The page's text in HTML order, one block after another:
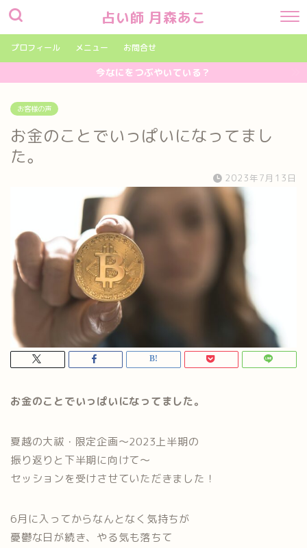
占い師 月森あこ
プロフィール メニュー お問合せ
今なにをつぶやいている？
お客様の声
お金のことでいっぱいになってまし
た。
2023年7月13日
お金のことでいっぱいになってました。
夏越の大祓・限定企画～2023上半期の
振り返りと下半期に向けて～
セッションを受けさせていただきました！
6月に入ってからなんとなく気持ちが
憂鬱な日が続き、やる気も落ちて